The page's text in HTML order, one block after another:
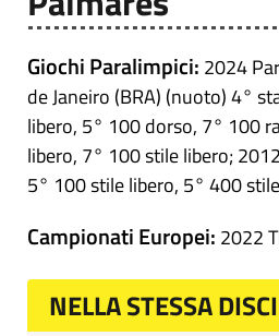
Giochi Paralimpici: 2024
de Janeiro (BRA) (nuoto) 4°
libero, 5° 100 dorso, 7° 100
libero, 7° 100 stile libero;
5° 100 stile libero, 5° 400
Campionati Europei: 2022
NELLA STESSA